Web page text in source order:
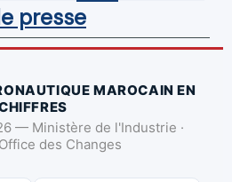
presse
MAROCAIN EN
— Ministère de l'Industrie ·
des Changes